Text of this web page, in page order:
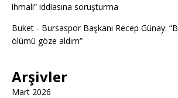
ihmali” iddiasına soruşturma
Buket - Bursaspor Başkanı Recep Günay:
ölümü göze aldım”
Arşivler
Mart 2026